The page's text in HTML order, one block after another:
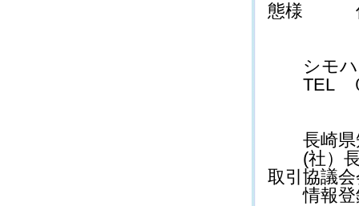
態様
シモハ
TEL ０
長崎県
(社）長
取引協議
情報登